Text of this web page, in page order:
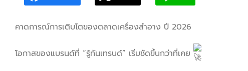
คาดการณ์การเติบโตของตลาดเครื่องสำอาง ปี 2026
โอกาสของแบรนด์ที่ “รู้ทันเทรนด์” เริ่มชัดขึ้นกว่าที่เคย